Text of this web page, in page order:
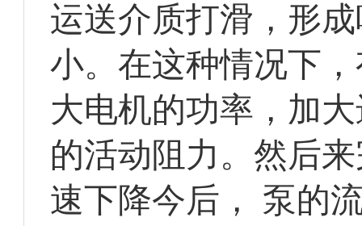
运送介质打滑，形
小。在这种情况下
大电机的功率，加
的活动阻力。然后
速下降今后， 泵的